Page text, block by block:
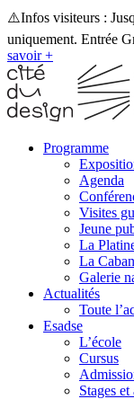
⚠️Infos visiteurs :
uniquement. Entrée
savoir +
Programme
Agenda
Visites
Jeune
La
La
Galerie
Actualités
Toute
Esadse
L’école
Cursus
Stages